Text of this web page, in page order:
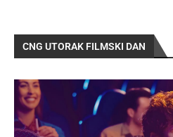
CNG UTORAK FILMSKI DAN